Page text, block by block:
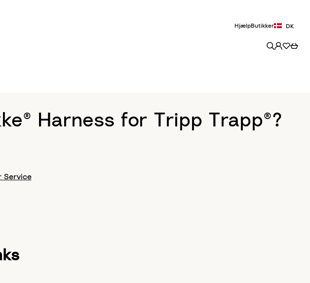
HjælpButikker DK
Harness for Tripp Trapp®?
Service